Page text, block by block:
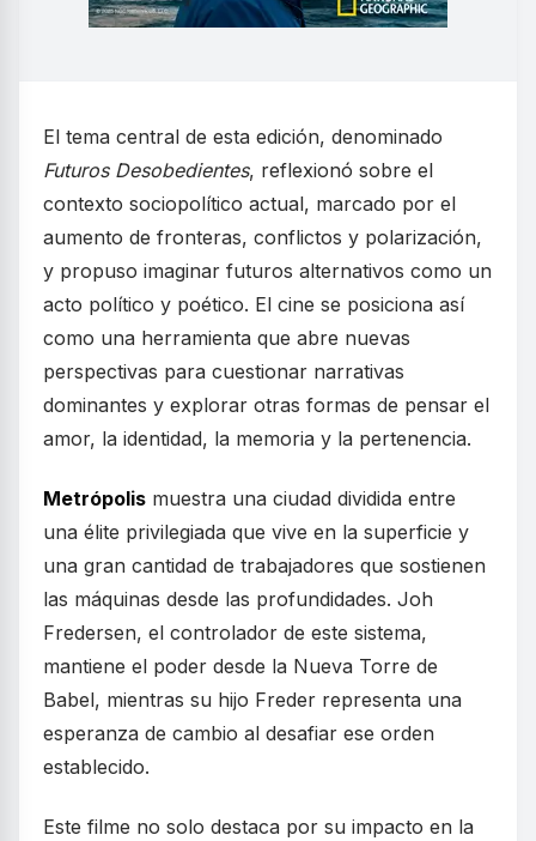
El tema central de esta edición, denominado
Futuros Desobedientes, reflexionó sobre el
contexto sociopolítico actual, marcado por el
aumento de fronteras, conflictos y polarización,
y propuso imaginar futuros alternativos como un
acto político y poético. El cine se posiciona así
como una herramienta que abre nuevas
perspectivas para cuestionar narrativas
dominantes y explorar otras formas de pensar el
amor, la identidad, la memoria y la pertenencia.
Metrópolis muestra una ciudad dividida entre
una élite privilegiada que vive en la superficie y
una gran cantidad de trabajadores que sostienen
las máquinas desde las profundidades. Joh
Fredersen, el controlador de este sistema,
mantiene el poder desde la Nueva Torre de
Babel, mientras su hijo Freder representa una
esperanza de cambio al desafiar ese orden
establecido.
Este filme no solo destaca por su impacto en la